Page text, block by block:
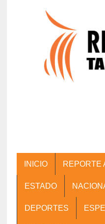
INICIO REPORTE
ESTADO
DEPORTES